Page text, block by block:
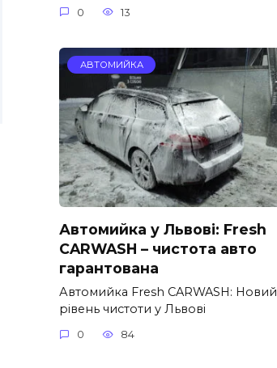
0 13
АВТОМИЙКА
Автомийка у Львові: Fresh
CARWASH – чистота авто
гарантована
Автомийка Fresh CARWASH: Новий
рівень чистоти у Львові
0 84